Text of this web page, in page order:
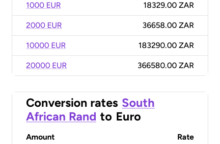
1000 EUR 18329.00 ZAR
2000 EUR 36658.00 ZAR
10000 EUR 183290.00 ZAR
20000 EUR 366580.00 ZAR
Conversion rates South
African Rand to Euro
Amount Rate